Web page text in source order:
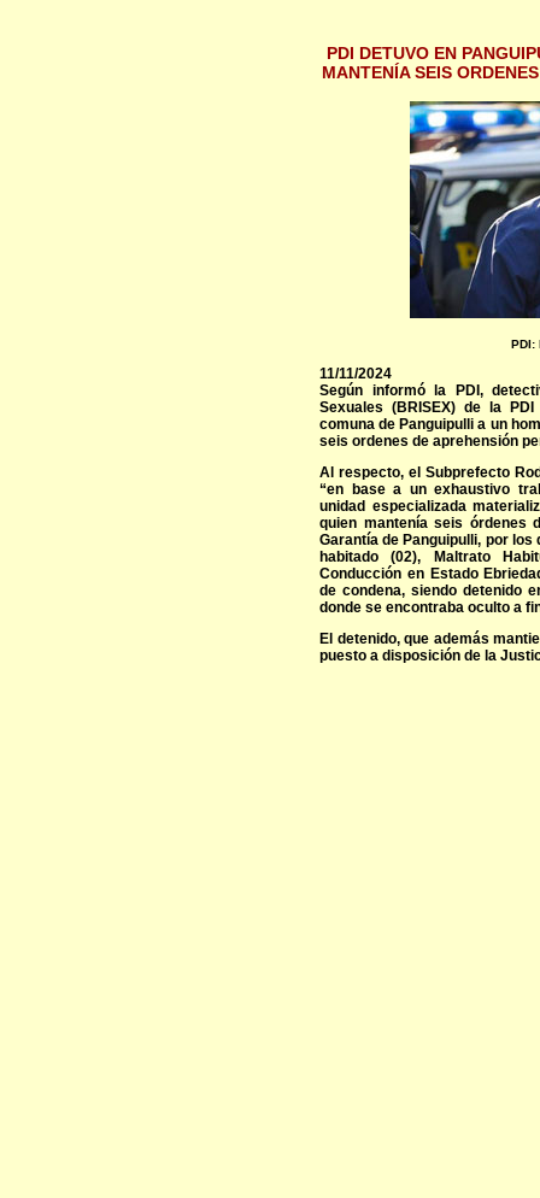
PDI DETUVO EN
MANTENÍA SEIS
PDI:
11/11/2024
Según informó la PDI,
Sexuales (BRISEX) de la
comuna de Panguipulli a un
seis ordenes de aprehensión
Al respecto, el Subprefecto
“en base a un exhaustivo
unidad especializada
quien mantenía seis órdenes
Garantía de Panguipulli, por los
habitado (02), Maltrato
Conducción en Estado
de condena, siendo detenido
donde se encontraba oculto a
El detenido, que además
puesto a disposición de la